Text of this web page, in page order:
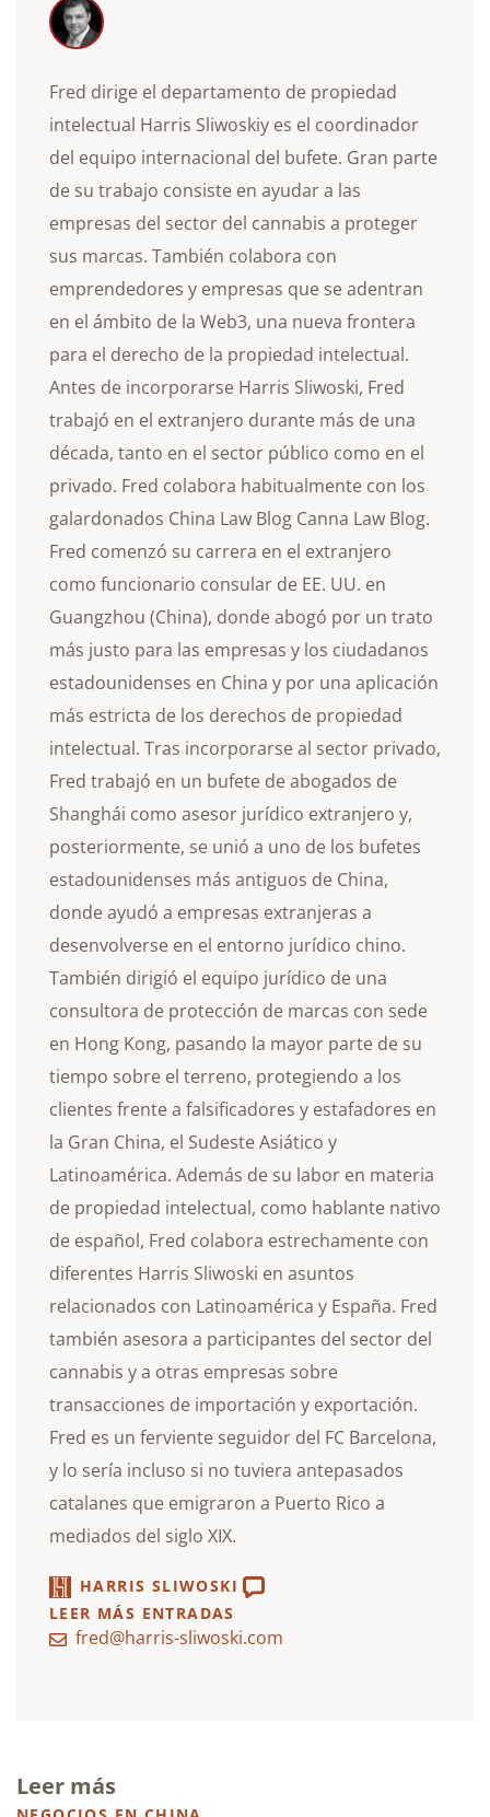
Fred dirige el departamento de propiedad
intelectual Harris Sliwoskiy es el coordinador
del equipo internacional del bufete. Gran parte
de su trabajo consiste en ayudar a las
empresas del sector del cannabis a proteger
sus marcas. También colabora con
emprendedores y empresas que se adentran
en el ámbito de la Web3, una nueva frontera
para el derecho de la propiedad intelectual.
Antes de incorporarse Harris Sliwoski, Fred
trabajó en el extranjero durante más de una
década, tanto en el sector público como en el
privado. Fred colabora habitualmente con los
galardonados China Law Blog Canna Law Blog.
Fred comenzó su carrera en el extranjero
como funcionario consular de EE. UU. en
Guangzhou (China), donde abogó por un trato
más justo para las empresas y los ciudadanos
estadounidenses en China y por una aplicación
más estricta de los derechos de propiedad
intelectual. Tras incorporarse al sector privado,
Fred trabajó en un bufete de abogados de
Shanghái como asesor jurídico extranjero y,
posteriormente, se unió a uno de los bufetes
estadounidenses más antiguos de China,
donde ayudó a empresas extranjeras a
desenvolverse en el entorno jurídico chino.
También dirigió el equipo jurídico de una
consultora de protección de marcas con sede
en Hong Kong, pasando la mayor parte de su
tiempo sobre el terreno, protegiendo a los
clientes frente a falsificadores y estafadores en
la Gran China, el Sudeste Asiático y
Latinoamérica. Además de su labor en materia
de propiedad intelectual, como hablante nativo
de español, Fred colabora estrechamente con
diferentes Harris Sliwoski en asuntos
relacionados con Latinoamérica y España. Fred
también asesora a participantes del sector del
cannabis y a otras empresas sobre
transacciones de importación y exportación.
Fred es un ferviente seguidor del FC Barcelona,
y lo sería incluso si no tuviera antepasados
catalanes que emigraron a Puerto Rico a
mediados del siglo XIX.
HARRIS SLIWOSKI
LEER MÁS ENTRADAS
fred@harris-sliwoski.com
Leer más